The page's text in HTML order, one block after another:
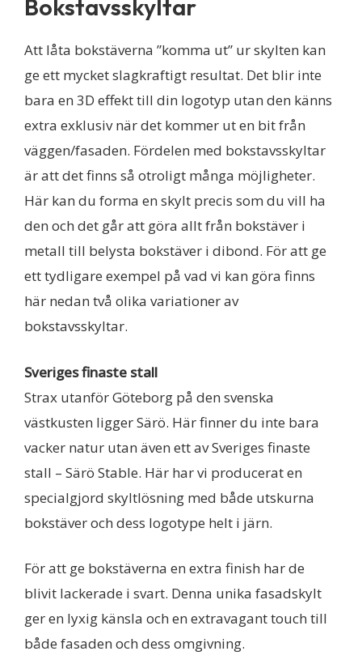
Bokstavsskyltar
Att låta bokstäverna ”komma ut” ur skylten kan
ge ett mycket slagkraftigt resultat. Det blir inte
bara en 3D effekt till din logotyp utan den känns
extra exklusiv när det kommer ut en bit från
väggen/fasaden. Fördelen med bokstavsskyltar
är att det finns så otroligt många möjligheter.
Här kan du forma en skylt precis som du vill ha
den och det går att göra allt från bokstäver i
metall till belysta bokstäver i dibond. För att ge
ett tydligare exempel på vad vi kan göra finns
här nedan två olika variationer av
bokstavsskyltar.
Sveriges finaste stall
Strax utanför Göteborg på den svenska
västkusten ligger Särö. Här finner du inte bara
vacker natur utan även ett av Sveriges finaste
stall – Särö Stable. Här har vi producerat en
specialgjord skyltlösning med både utskurna
bokstäver och dess logotype helt i järn.
För att ge bokstäverna en extra finish har de
blivit lackerade i svart. Denna unika fasadskylt
ger en lyxig känsla och en extravagant touch till
både fasaden och dess omgivning.